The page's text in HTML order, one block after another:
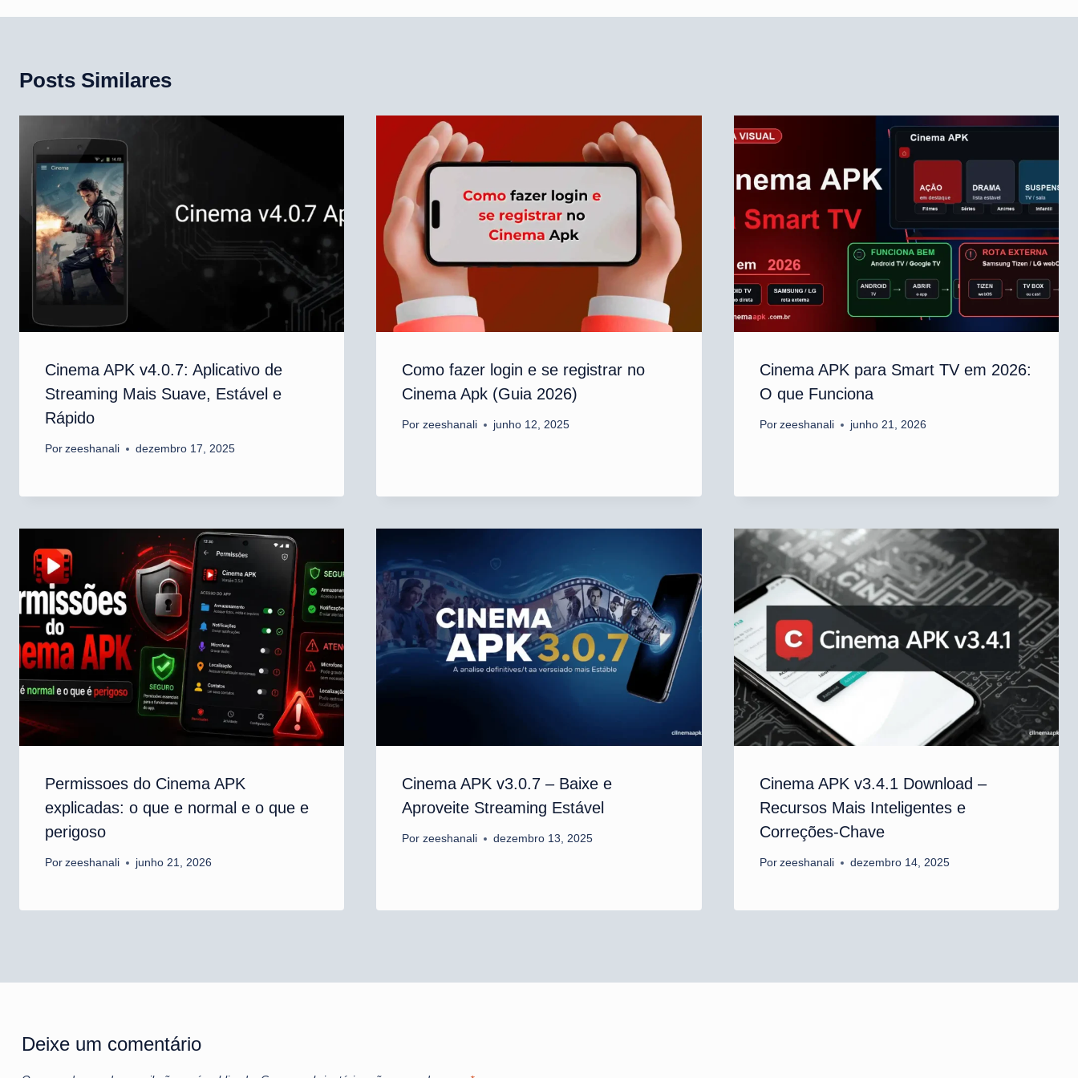
Posts Similares
Cinema APK v4.0.7: Aplicativo de
Streaming Mais Suave, Estável e
Rápido
Por zeeshanali dezembro 17, 2025
Como fazer login e se registrar no
Cinema Apk (Guia 2026)
Por zeeshanali junho 12, 2025
Cinema APK para Smart TV em 2026:
O que Funciona
Por zeeshanali junho 21, 2026
Permissoes do Cinema APK
explicadas: o que e normal e o que e
perigoso
Por zeeshanali junho 21, 2026
Cinema APK v3.0.7 – Baixe e
Aproveite Streaming Estável
Por zeeshanali dezembro 13, 2025
Cinema APK v3.4.1 Download –
Recursos Mais Inteligentes e
Correções-Chave
Por zeeshanali dezembro 14, 2025
Deixe um comentário